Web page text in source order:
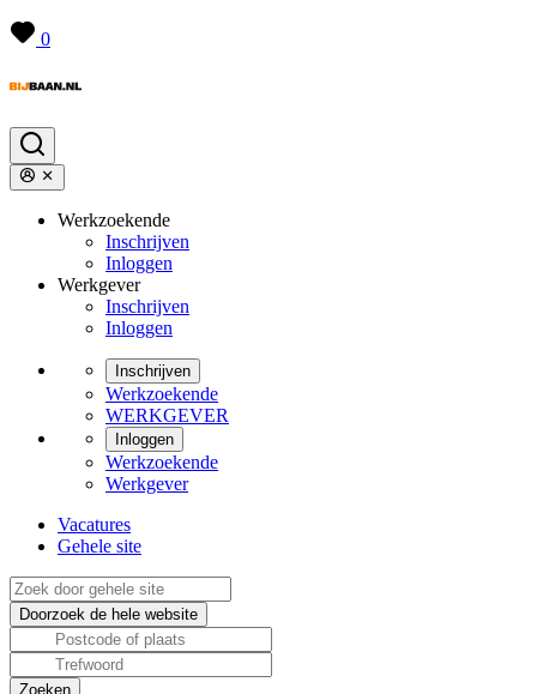
0
Werkzoekende
Inschrijven
Inloggen
Werkgever
Inschrijven
Inloggen
Inschrijven
Werkzoekende
WERKGEVER
Inloggen
Werkzoekende
Werkgever
Vacatures
Gehele site